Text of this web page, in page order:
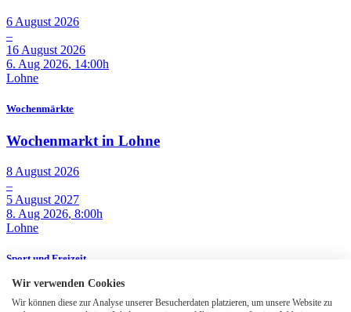
6 August 2026
–
16 August 2026
6. Aug 2026, 14:00h
Lohne
Wochenmärkte
Wochenmarkt in Lohne
8 August 2026
–
5 August 2027
8. Aug 2026, 8:00h
Lohne
Sport und Freizeit
Aktionstag Schwimmabzeichen
Wir verwenden Cookies
Wir können diese zur Analyse unserer Besucherdaten platzieren, um unsere Website zu